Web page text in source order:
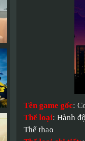
Tên game gốc:
Thể loại: Hành
Thể thao